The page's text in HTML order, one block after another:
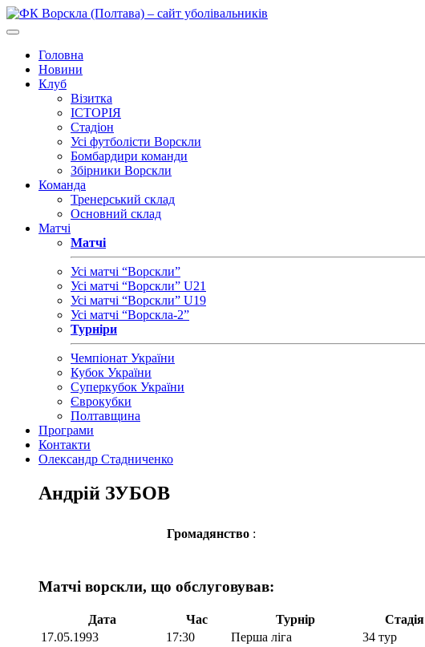
Головна
Новини
Клуб
Візитка
ІСТОРІЯ
Стадіон
Усі футболісти Ворскли
Бомбардири команди
Збірники Ворскли
Команда
Тренерський склад
Основний склад
Матчі
Матчі
Усі матчі “Ворскли”
Усі матчі “Ворскли” U21
Усі матчі “Ворскли” U19
Усі матчі “Ворскла-2”
Турніри
Чемпіонат України
Кубок України
Суперкубок України
Єврокубки
Полтавщина
Програми
Контакти
Олександр Стадниченко
Андрій ЗУБОВ
Громадянство :
Матчі ворскли, що обслуговував:
Дата Час Турнір Стадія
17.05.1993
17:30 Перша ліга 34 тур